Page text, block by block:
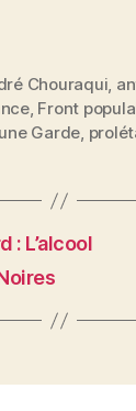
Chouraqui,
, Front
Garde,
: L’alcool